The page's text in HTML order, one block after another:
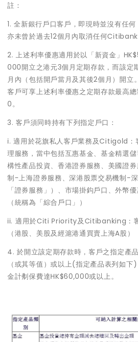
註：
1. 全新銀行戶口客戶，即現時並沒有任
亦未曾於過去12個月內取消任何Citibank
2. 上述利率優惠適用於以「新資金」
000開立之港元3個月定期存款，而該定
月內（包括開戶當月及其後2個月）開立
客戶可享上述利率優惠之定期存款最高
0。
3. 客戶須同時持有下列指定戶口：
i. 適用於花旗私人客戶業務及Citigold：
理服務，當中包括互惠基金、基金精選
構性產品投資、香港證券服務、美國證
制-上海證券服務、深港股票交易機制-
「證券服務」）、市場掛鈎戶口、外幣
（統稱為「綜合戶口」）
ii. 適用於Citi Priority及Citibanking：
（港股、美股及經滬港通買賣上海A股）
4. 於開立該定期存款時，客戶之指定產
（或其等值）或以上(指定產品表列如
金計刜保費達HK$60,000或以上。